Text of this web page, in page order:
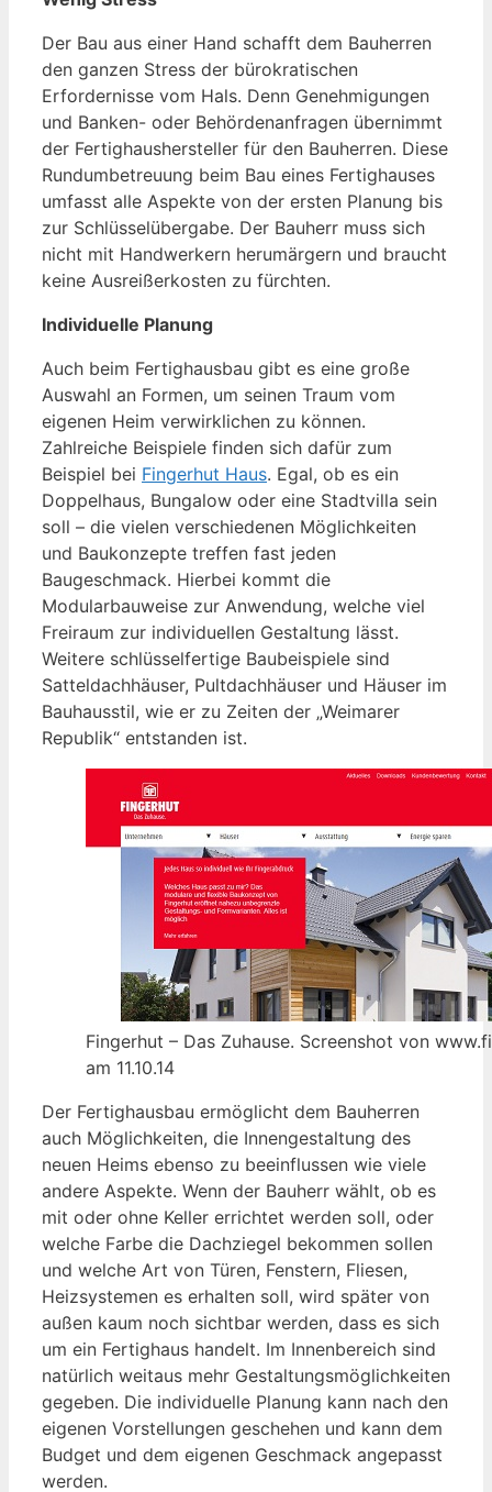
Der Bau aus einer Hand schafft dem Bauherren
den ganzen Stress der bürokratischen
Erfordernisse vom Hals. Denn Genehmigungen
und Banken- oder Behördenanfragen übernimmt
der Fertighaushersteller für den Bauherren. Diese
Rundumbetreuung beim Bau eines Fertighauses
umfasst alle Aspekte von der ersten Planung bis
zur Schlüsselübergabe. Der Bauherr muss sich
nicht mit Handwerkern herumärgern und braucht
keine Ausreißerkosten zu fürchten.
Individuelle Planung
Auch beim Fertighausbau gibt es eine große
Auswahl an Formen, um seinen Traum vom
eigenen Heim verwirklichen zu können.
Zahlreiche Beispiele finden sich dafür zum
Beispiel bei Fingerhut Haus. Egal, ob es ein
Doppelhaus, Bungalow oder eine Stadtvilla sein
soll – die vielen verschiedenen Möglichkeiten
und Baukonzepte treffen fast jeden
Baugeschmack. Hierbei kommt die
Modularbauweise zur Anwendung, welche viel
Freiraum zur individuellen Gestaltung lässt.
Weitere schlüsselfertige Baubeispiele sind
Satteldachhäuser, Pultdachhäuser und Häuser im
Bauhausstil, wie er zu Zeiten der „Weimarer
Republik“ entstanden ist.
Fingerhut – Das Zuhause. Screenshot von
am 11.10.14
Der Fertighausbau ermöglicht dem Bauherren
auch Möglichkeiten, die Innengestaltung des
neuen Heims ebenso zu beeinflussen wie viele
andere Aspekte. Wenn der Bauherr wählt, ob es
mit oder ohne Keller errichtet werden soll, oder
welche Farbe die Dachziegel bekommen sollen
und welche Art von Türen, Fenstern, Fliesen,
Heizsystemen es erhalten soll, wird später von
außen kaum noch sichtbar werden, dass es sich
um ein Fertighaus handelt. Im Innenbereich sind
natürlich weitaus mehr Gestaltungsmöglichkeiten
gegeben. Die individuelle Planung kann nach den
eigenen Vorstellungen geschehen und kann dem
Budget und dem eigenen Geschmack angepasst
werden.